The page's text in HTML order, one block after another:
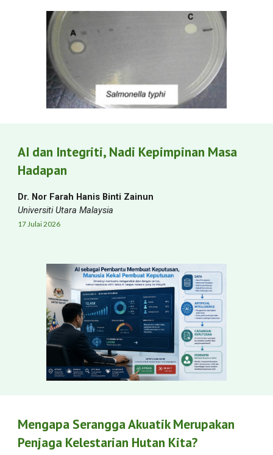
AI dan Integriti, Nadi Kepimpinan Masa
Hadapan
Dr. Nor Farah Hanis Binti Zainun
UniversitiUtara Malaysia
17Julai2026
Mengapa Serangga Akuatik Merupakan
Penjaga Kelestarian Hutan Kita?